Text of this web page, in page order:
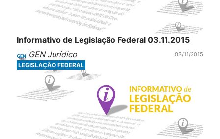
Informativo de Legislação Federal 03.11.2015
GEN Jurídico
03/11/2015
LEGISLAÇÃO FEDERAL